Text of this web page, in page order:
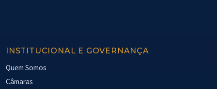
INSTITUCIONAL E GOVERNANÇA
Quem Somos
Câmaras